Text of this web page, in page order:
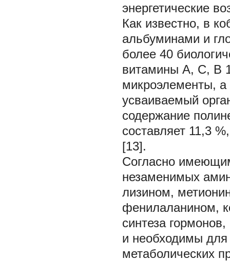
энергетические
Как известно, в
альбуминами и
более 40
витамины А, С, В
микроэлементы,
усваиваемый
содержание
составляет 11,3
[13].
Согласно
незаменимых
лизином,
фенилаланином,
синтеза
и необходимы для
метаболических